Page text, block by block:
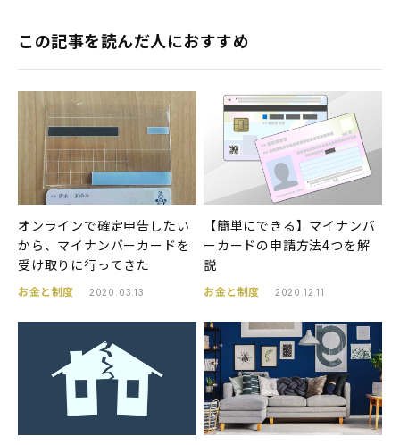
この記事を読んだ人におすすめ
オンラインで確定申告したい
から、マイナンバーカードを
受け取りに行ってきた
お金と制度 2020.03.13
【簡単にできる】マイナンバ
ーカードの申請方法4つを解
説
お金と制度 2020.12.11